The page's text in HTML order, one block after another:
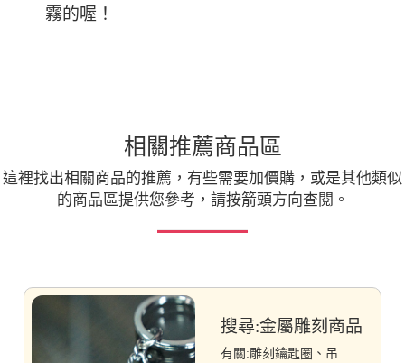
霧的喔！
相關推薦商品區
這裡找出相關商品的推薦，有些需要加價購，或是其他類似
的商品區提供您參考，請按箭頭方向查閱。
搜尋:金屬雕刻商品
有關:雕刻鑰匙圈、吊